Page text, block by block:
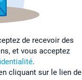
de recevoir des
et vous acceptez
.
cliquant sur le lien de